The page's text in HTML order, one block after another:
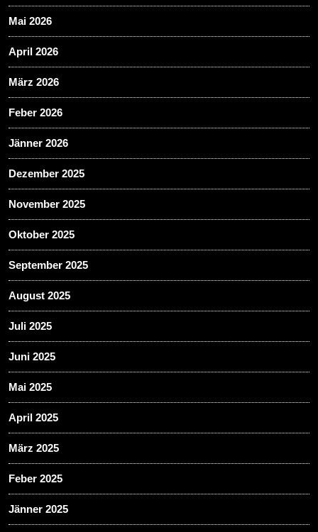
Mai 2026
April 2026
März 2026
Feber 2026
Jänner 2026
Dezember 2025
November 2025
Oktober 2025
September 2025
August 2025
Juli 2025
Juni 2025
Mai 2025
April 2025
März 2025
Feber 2025
Jänner 2025